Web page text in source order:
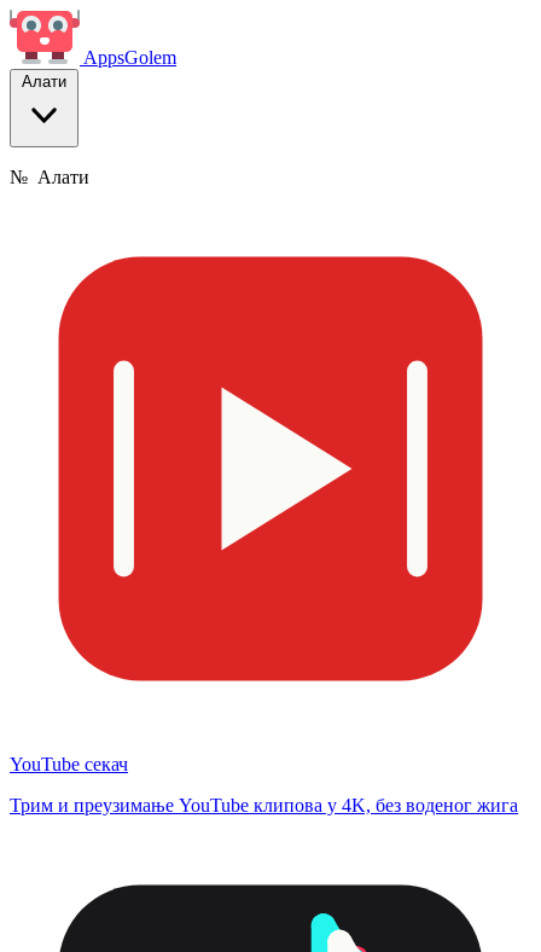
AppsGolem
Алати
№ Алати
YouTube секач
Трим и преузимање YouTube клипова у 4K, без воденог жига